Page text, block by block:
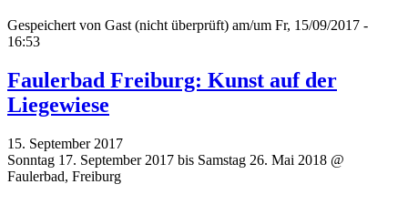
Gespeichert von Gast (nicht überprüft) am/um Fr, 15/09/2017 -
16:53
Faulerbad Freiburg: Kunst auf der
Liegewiese
15. September 2017
Sonntag 17. September 2017 bis Samstag 26. Mai 2018 @
Faulerbad, Freiburg